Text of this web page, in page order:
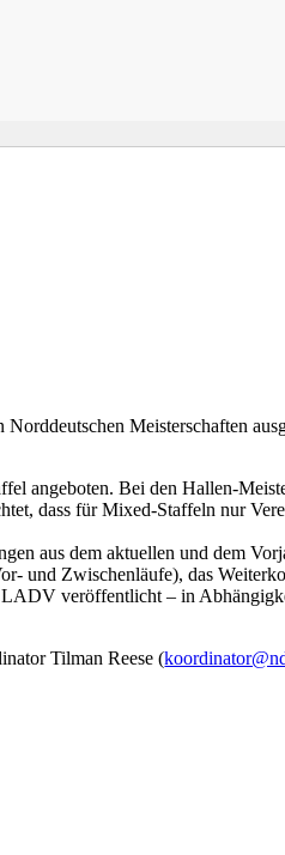
Meisterschaften
angeboten. Bei den Hallen-
dass für Mixed-Staffeln nur
aus dem aktuellen und dem
und Zwischenläufe), das
LADV veröffentlicht – in
Tilman Reese (